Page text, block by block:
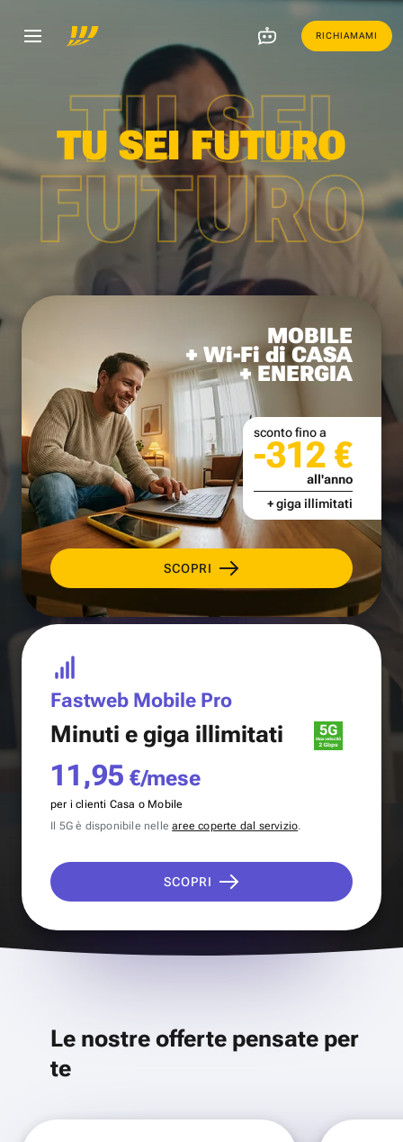
RICHIAMAMI
TU SEI
FUTURO
TU SEI FUTURO
MOBILE
+ Wi-Fi di CASA
+ ENERGIA
SCOPRI
sconto fino a
-312 €
all'anno
+ giga illimitati
Fastweb Mobile Pro
Minuti e giga illimitati
11,95 €/mese
per i clienti Casa o Mobile
Il 5G è disponibile nellearee coperte dal servizio.
SCOPRI
Le nostre offerte pensate per
te